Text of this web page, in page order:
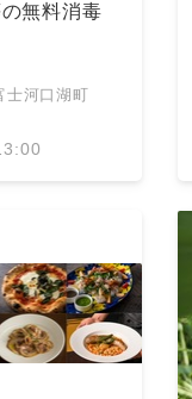
無料消毒
士河口湖町